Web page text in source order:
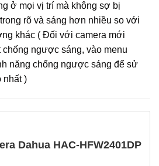
ở mọi vị trí mà không sợ bị
rõ và sáng hơn nhiều so với
khác ( Đối với camera mới
ngược sáng, vào menu
năng chống ngược sáng để sử
nhất )
Dahua HAC-HFW2401DP